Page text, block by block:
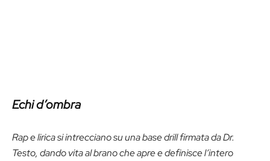
Echi d’ombra
Rap e lirica si intrecciano su una base drill firmata da Dr.
Testo, dando vita al brano che apre e definisce l’intero